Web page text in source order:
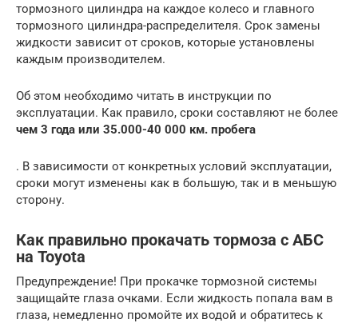
тормозного цилиндра на каждое колесо и главного
тормозного цилиндра-распределителя. Срок замены
жидкости зависит от сроков, которые установлены
каждым производителем.
Об этом необходимо читать в инструкции по
эксплуатации. Как правило, сроки составляют не более
чем 3 года или 35.000-40 000 км. пробега
. В зависимости от конкретных условий эксплуатации,
сроки могут изменены как в большую, так и в меньшую
сторону.
Как правильно прокачать тормоза с АБС
на Toyota
Предупреждение! При прокачке тормозной системы
защищайте глаза очками. Если жидкость попала вам в
глаза, немедленно промойте их водой и обратитесь к